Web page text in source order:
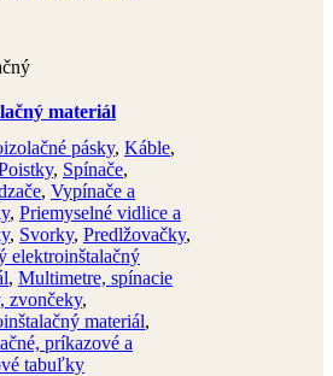
materiál
pásky, Káble,
, Spínače,
, Vypínače a
, Priemyselné vidlice a
, Svorky, Predlžovačky,
elektroinštalačný
, Multimetre, spínacie
zvončeky,
materiál,
príkazové a
tabuľky